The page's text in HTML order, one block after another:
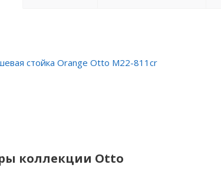
стойка Orange Otto M22-811cr
коллекции Otto